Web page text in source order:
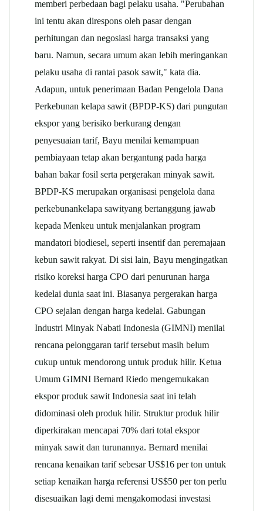
memberi perbedaan bagi pelaku usaha. "Perubahan
ini tentu akan direspons oleh pasar dengan
perhitungan dan negosiasi harga transaksi yang
baru. Namun, secara umum akan lebih meringankan
pelaku usaha di rantai pasok sawit," kata dia.
Adapun, untuk penerimaan Badan Pengelola Dana
Perkebunan kelapa sawit (BPDP-KS) dari pungutan
ekspor yang berisiko berkurang dengan
penyesuaian tarif, Bayu menilai kemampuan
pembiayaan tetap akan bergantung pada harga
bahan bakar fosil serta pergerakan minyak sawit.
BPDP-KS merupakan organisasi pengelola dana
perkebunankelapa sawityang bertanggung jawab
kepada Menkeu untuk menjalankan program
mandatori biodiesel, seperti insentif dan peremajaan
kebun sawit rakyat. Di sisi lain, Bayu mengingatkan
risiko koreksi harga CPO dari penurunan harga
kedelai dunia saat ini. Biasanya pergerakan harga
CPO sejalan dengan harga kedelai. Gabungan
Industri Minyak Nabati Indonesia (GIMNI) menilai
rencana pelonggaran tarif tersebut masih belum
cukup untuk mendorong untuk produk hilir. Ketua
Umum GIMNI Bernard Riedo mengemukakan
ekspor produk sawit Indonesia saat ini telah
didominasi oleh produk hilir. Struktur produk hilir
diperkirakan mencapai 70% dari total ekspor
minyak sawit dan turunannya. Bernard menilai
rencana kenaikan tarif sebesar US$16 per ton untuk
setiap kenaikan harga referensi US$50 per ton perlu
disesuaikan lagi demi mengakomodasi investasi